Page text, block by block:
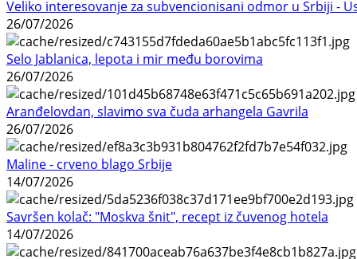
Veliko interesovanje za subvencionisani odmor u Srbiji -
26/07/2026
Selo Jablanica, lepota i mir među borovima
26/07/2026
Aranđelovdan, slavimo sva čuda arhangela Gavrila
26/07/2026
Maline - crveno blago Srbije
14/07/2026
Savršen kolač: "Moskva šnit", recept iz čuvenog hotela
14/07/2026